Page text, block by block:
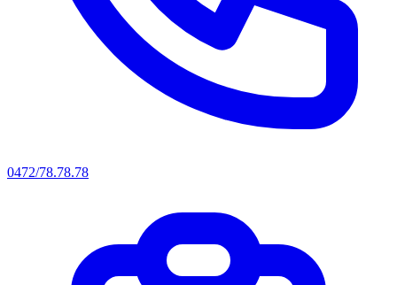
0472/78.78.78